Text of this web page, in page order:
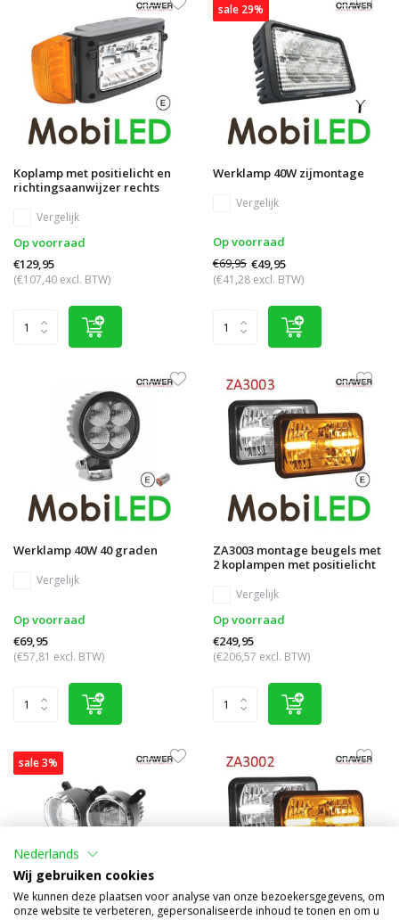
Koplamp met positielicht en
richtingsaanwijzer rechts
Vergelijk
Op voorraad
€129,95
(€107,40 excl. BTW)
sale 29%
Werklamp 40W zijmontage
Vergelijk
Op voorraad
€69,95 €49,95
(€41,28 excl. BTW)
Werklamp 40W 40 graden
Vergelijk
Op voorraad
€69,95
(€57,81 excl. BTW)
ZA3003 montage beugels met
2 koplampen met positielicht
Vergelijk
Op voorraad
€249,95
(€206,57 excl. BTW)
sale 3%
Nederlands
Wij gebruiken cookies
We kunnen deze plaatsen voor analyse van onze bezoekersgegevens, om
onze website te verbeteren, gepersonaliseerde inhoud te tonen en om u